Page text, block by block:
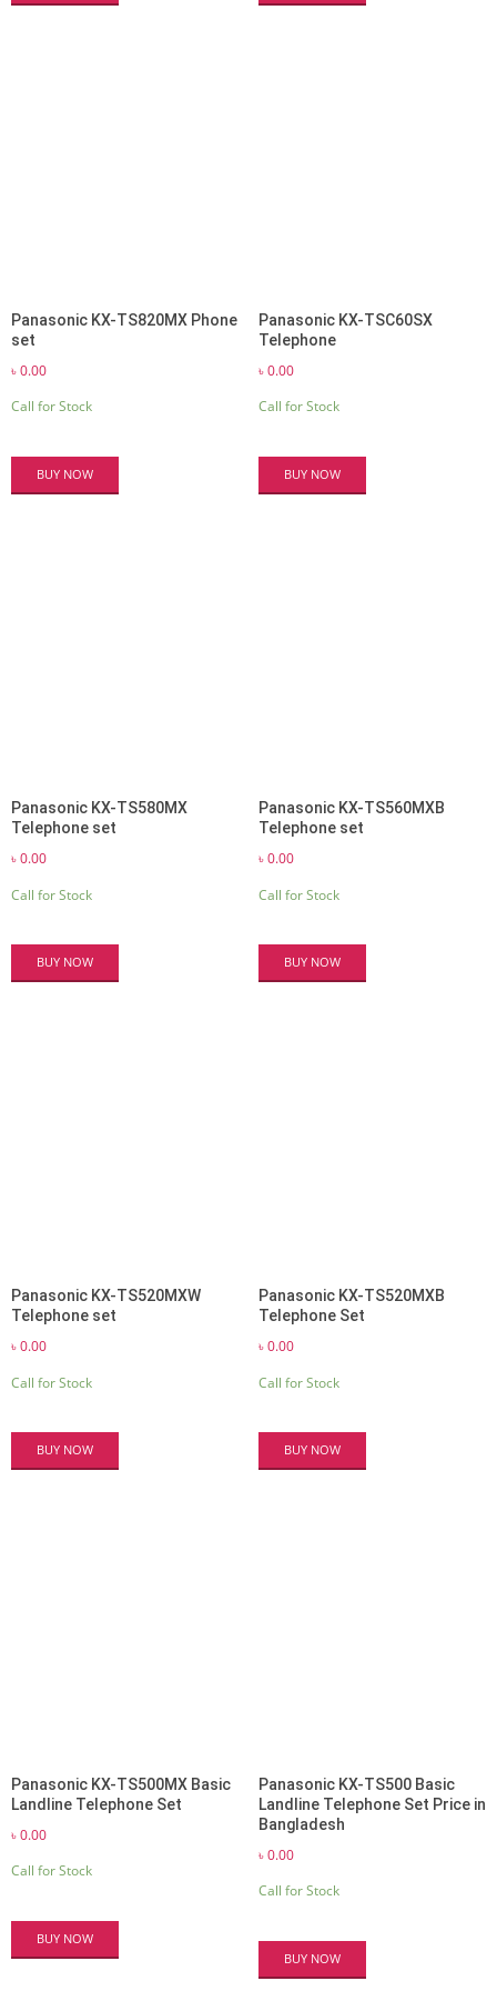
Panasonic KX-TS820MX Phone
set
৳0.00
Call for Stock
BUY NOW
Panasonic KX-TSC60SX
Telephone
৳0.00
Call for Stock
BUY NOW
Panasonic KX-TS580MX
Telephone set
৳0.00
Call for Stock
BUY NOW
Panasonic KX-TS560MXB
Telephone set
৳0.00
Call for Stock
BUY NOW
Panasonic KX-TS520MXW
Telephone set
৳0.00
Call for Stock
BUY NOW
Panasonic KX-TS520MXB
Telephone Set
৳0.00
Call for Stock
BUY NOW
Panasonic KX-TS500MX Basic
Landline Telephone Set
৳0.00
Call for Stock
BUY NOW
Panasonic KX-TS500 Basic
Landline Telephone Set Price in
Bangladesh
৳0.00
Call for Stock
BUY NOW